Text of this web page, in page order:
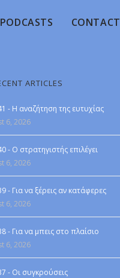
PODCASTS CONTACT
ARTICLES
- Η αναζήτηση της ευτυχίας
6, 2026
- Ο στρατηγιστής επιλέγει
6, 2026
- Για να ξέρεις αν κατάφερες
6, 2026
- Για να μπεις στο πλαίσιο
6, 2026
- Οι συγκρούσεις